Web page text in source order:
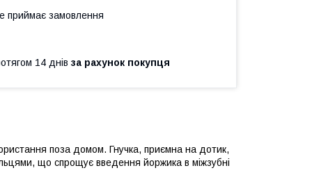
приймає замовлення
14 днів за рахунок покупця
поза домом. Гнучка, приємна на дотик,
що спрощує введення йоржика в міжзубні